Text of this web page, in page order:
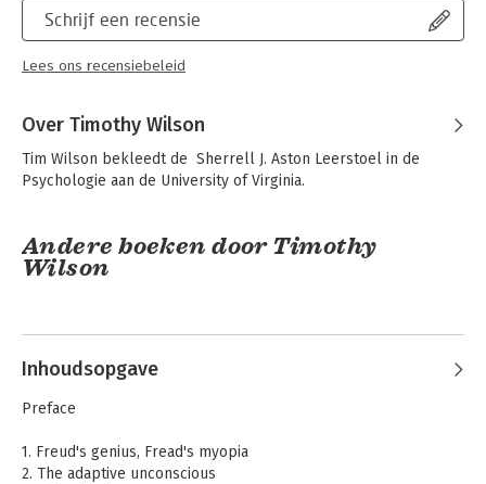
Schrijf een recensie
Lees ons recensiebeleid
Over Timothy Wilson
Tim Wilson bekleedt de  Sherrell J. Aston Leerstoel in de
Psychologie aan de University of Virginia.
Andere boeken door Timothy
Wilson
Inhoudsopgave
Preface
1. Freud's genius, Fread's myopia
2. The adaptive unconscious